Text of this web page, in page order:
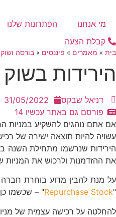
מי אנחנו הפתרונות שלנו
קבלת הצעה
בית » מאמרים » פיננסים » בורסה
הירידות
דניאל שבקס
31/05/2022
פורסם גם באתר עכשיו 14
אם אתם נוהגים להשקיע במניות
עשויה להיות תוצאה ישירה של
הירידות שנרשמו מתחילת השנה
את ההזדמנות ולרכוש את המניות
"
Repurchase Stock" – שכשמו
להחלטה על רכישה עצמית של מניות